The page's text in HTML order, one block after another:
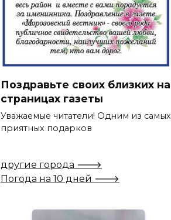
Поздравьте своих близких на
страницах газеты
Уважаемые читатели! Одним из самых
приятных подарков
другие города 🡒
Погода на 10 дней 🡒